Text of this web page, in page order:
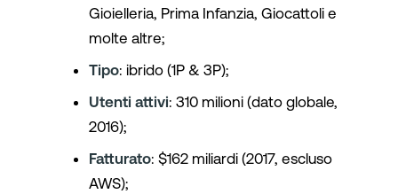
Gioielleria, Prima Infanzia, Giocattoli e
molte altre;
Tipo: ibrido (1P & 3P);
Utenti attivi: 310 milioni (dato globale,
2016);
Fatturato: $162 miliardi (2017, escluso
AWS);